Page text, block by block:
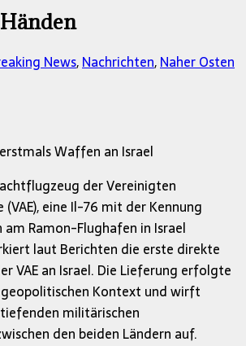
News,Nachrichten,Naher Osten
Waffen an Israel
der Vereinigten
eine Il-76 mit der Kennung
am Ramon-Flughafen in Israel
laut Berichten die erste direkte
VAE an Israel. Die Lieferung erfolgte
geopolitischen Kontext und wirft
militärischen
den beiden Ländern auf.